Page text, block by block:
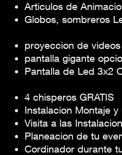
Articulos de
Globos, sombreros
proyeccion de videos
pantalla gigante
Pantalla de Led 3x2
4 chisperos GRATIS
Instalacion Montaje y
Visita a las
Planeacion de tu
Cordinador durante